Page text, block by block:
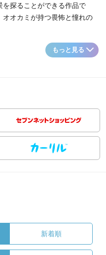
探ることができる作品で
オカミが持つ畏怖と憧れの
もっと見る
新着順